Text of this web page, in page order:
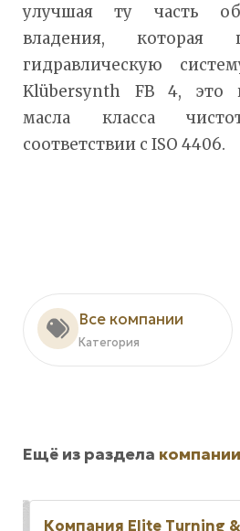
улучшая ту часть
владения, которая
гидравлическую
Klübersynth FB 4, это
масла класса
соответствии с ISO 4406.
Все компании
Категория
Ещё из раздела компании